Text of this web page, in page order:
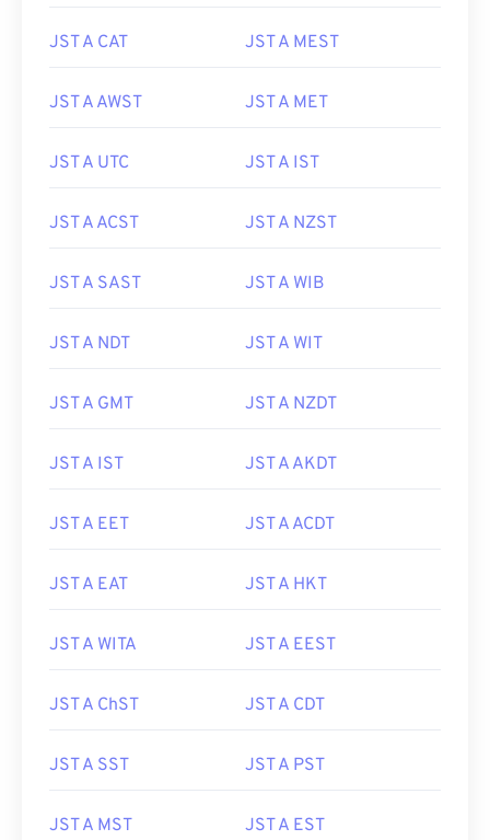
JST A CAT JST A MEST
JST A AWST JST A MET
JST A UTC JST A IST
JST A ACST JST A NZST
JST A SAST JST A WIB
JST A NDT JST A WIT
JST A GMT JST A NZDT
JST A IST JST A AKDT
JST A EET JST A ACDT
JST A EAT JST A HKT
JST A WITA JST A EEST
JST A ChST JST A CDT
JST A SST JST A PST
JST A MST JST A EST